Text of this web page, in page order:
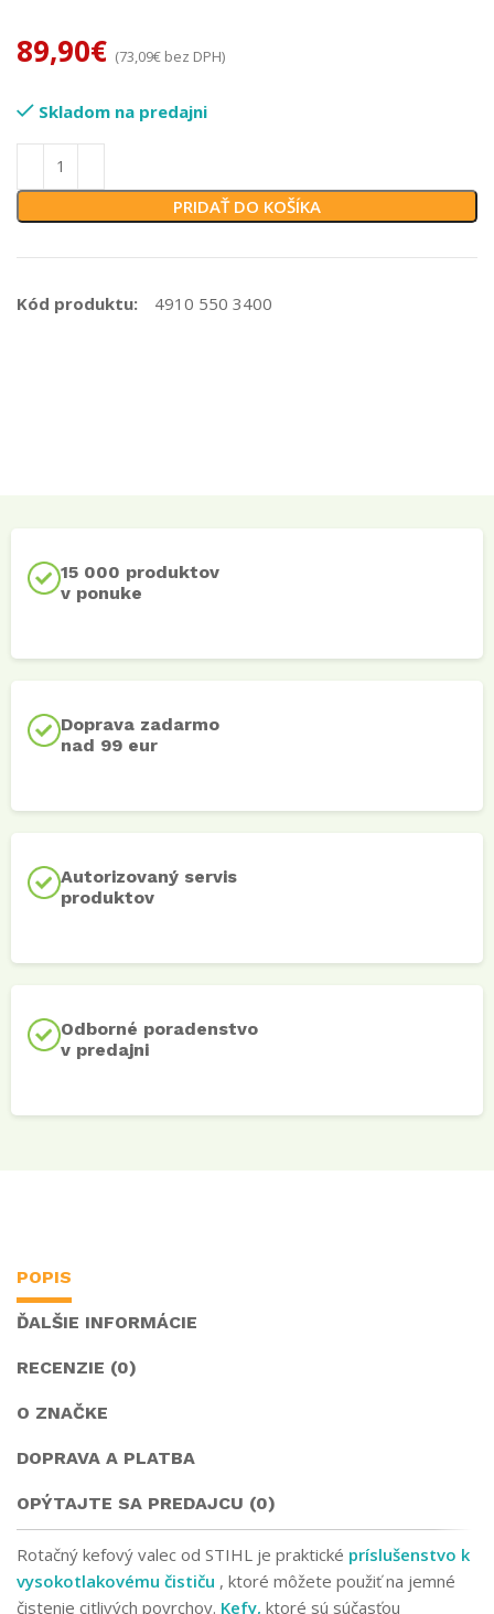
89,90€ (73,09€ bez DPH)
Skladom na predajni
PRIDAŤ DO KOŠÍKA
Kód produktu: 4910 550 3400
15 000 produktov
v ponuke
Doprava zadarmo
nad 99 eur
Autorizovaný servis
produktov
Odborné poradenstvo
v predajni
POPIS
ĎALŠIE INFORMÁCIE
RECENZIE (0)
O ZNAČKE
DOPRAVA A PLATBA
OPÝTAJTE SA PREDAJCU (0)
Rotačný kefový valec od STIHL je praktické príslušenstvo k
vysokotlakovému čističu , ktoré môžete použiť na jemné
čistenie citlivých povrchov. Kefy, ktoré sú súčasťou